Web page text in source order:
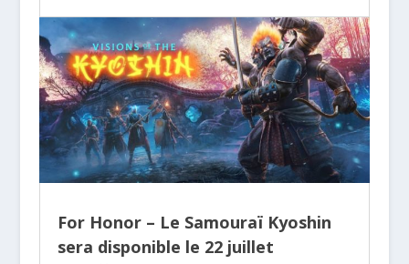
For Honor – Le Samouraï Kyoshin
sera disponible le 22 juillet